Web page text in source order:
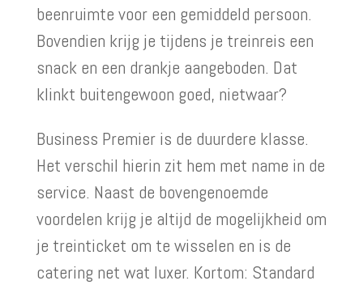
beenruimte voor een gemiddeld persoon.
Bovendien krijg je tijdens je treinreis een
snack en een drankje aangeboden. Dat
klinkt buitengewoon goed, nietwaar?
Business Premier is de duurdere klasse.
Het verschil hierin zit hem met name in de
service. Naast de bovengenoemde
voordelen krijg je altijd de mogelijkheid om
je treinticket om te wisselen en is de
catering net wat luxer. Kortom: Standard